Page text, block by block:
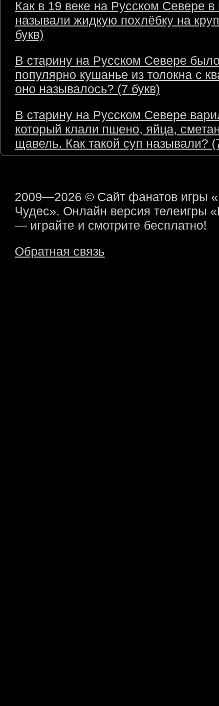
Как в 19 веке на Русском Севере в
называли жидкую похлёбку на
букв)
В старину на Русском Севере
популярно кушанье из толокна с
оно называлось? (7 букв)
В старину на Русском Севере
который клали пшено, яйца,
щавель. Как такой суп называли?
2009—2026 © Сайт фанатов игры
Чудес». Онлайн версия телеигры
— играйте и смотрите бесплатно!
Обратная связь